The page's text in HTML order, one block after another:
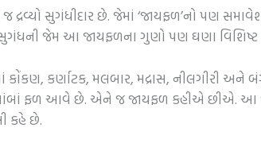
સુગંધીદાર છે. જેમાં ‘જાયફળ’નો પણ
જેમ આ જાયફળના ગુણો પણ ઘણા વિશિષ્ટ
કોંકણ, કર્ણાટક, મલબાર, મદ્રાસ, નીલગીરી
ફળ આવે છે. એને જ જાયફળ કહીએ છીએ. આ
કહે છે.